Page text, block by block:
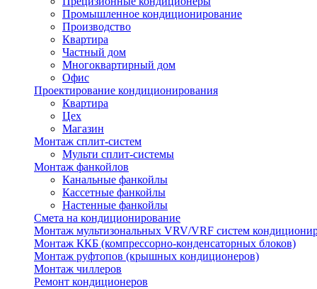
Промышленное кондиционирование
Производство
Квартира
Частный дом
Многоквартирный дом
Офис
Проектирование кондиционирования
Квартира
Цех
Магазин
Монтаж сплит-систем
Мульти сплит-системы
Монтаж фанкойлов
Канальные фанкойлы
Кассетные фанкойлы
Настенные фанкойлы
Смета на кондиционирование
Монтаж мультизональных VRV/VRF систем
Монтаж ККБ (компрессорно-конденсаторных блоков)
Монтаж руфтопов (крышных кондиционеров)
Монтаж чиллеров
Ремонт кондиционеров